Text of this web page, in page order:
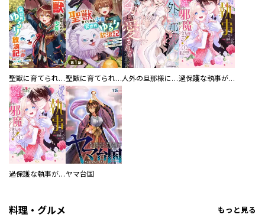
聖獣に育てられた少年の異世界ゆるり放浪記～神様からもらったチート魔法で、仲間たちとスローライフを満喫中～ 聖獣に育てられた少年の異世界ゆるり放浪記～神様からもらったチート魔法で、仲間たちとスローライフを満喫中～【分冊版】 人外の旦那様に娶られ毎晩ナカまで愛される…。アンソロジー 過保護な執事が私の婚活を邪魔してきます！ 分冊版
過保護な執事が私の婚活を邪魔してきます！ ヤマ台国
料理・グルメ もっと見る